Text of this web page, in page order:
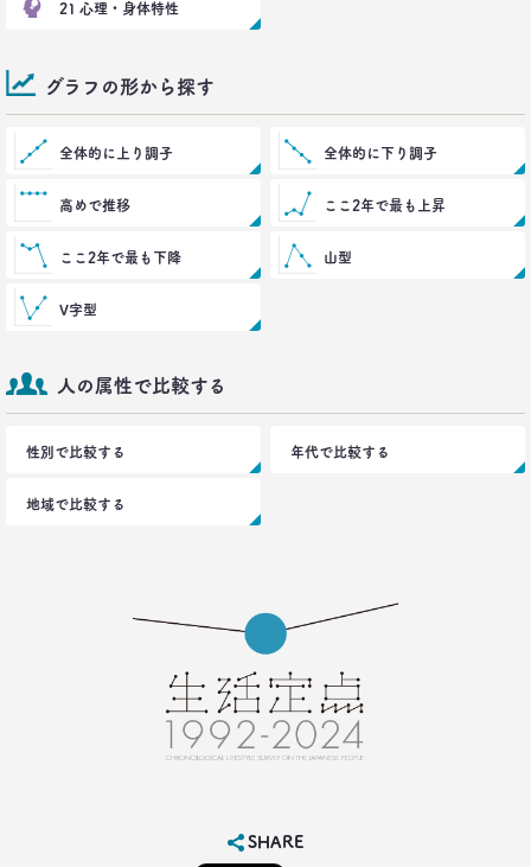
博報堂買物研究所 上席研究員
2017.03.29
茶色く染まる、日本の食卓
生活総研 上席研究員
スマホ時代の「偶然」との出会いかた
トランプ勝利―自国第一・内向き志向はアメリカだ
三矢正浩
2016.11.30
生活定点から見えてくる、｢新しい大人の関係性消
博報堂 新しい大人文化研究所
「何を見ているのか言ってごらんなさい。あなたが
どんな人だか言ってみせましょう」
21 心理・身体特性
グラフの形から探す
全体的に上り調子 全体的に下り調子
高めで推移 ここ2年で最も上昇
ここ2年で最も下降 山型
V字型
人の属性で比較する
性別で比較する 年代で比較する
地域で比較する
SHARE